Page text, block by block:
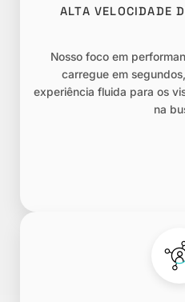
ALTA VELOCIDADE
Nosso foco em
carregue em
experiência fluida para os
na